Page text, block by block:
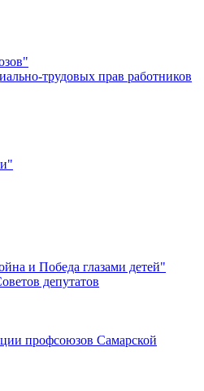
трудовых прав работников
и Победа глазами детей"
депутатов
профсоюзов Самарской